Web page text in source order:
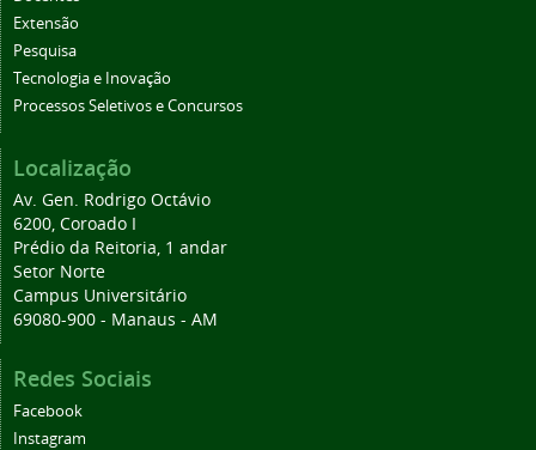
Extensão
Pesquisa
Tecnologia e Inovação
Processos Seletivos e Concursos
Localização
Av. Gen. Rodrigo Octávio
6200, Coroado I
Prédio da Reitoria, 1 andar
Setor Norte
Campus Universitário
69080-900 - Manaus - AM
Redes Sociais
Facebook
Instagram